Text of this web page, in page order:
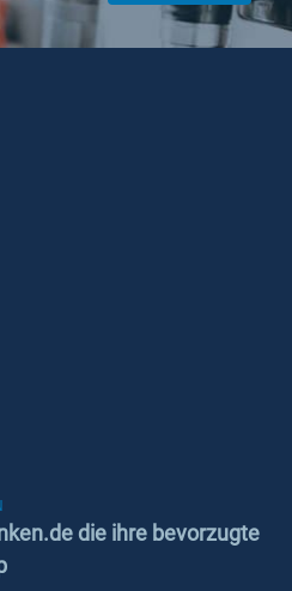
die ihre bevorzugte